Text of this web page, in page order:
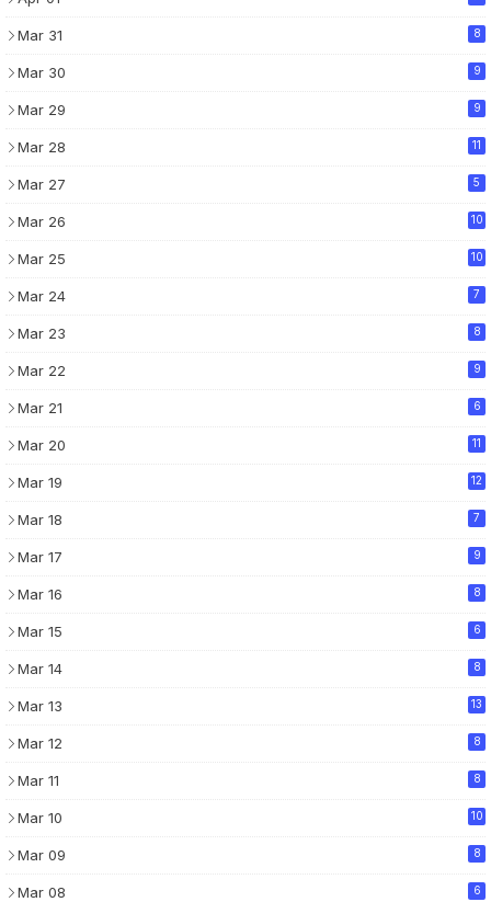
Mar 31 8
Mar 30 9
Mar 29 9
Mar 28 11
Mar 27 5
Mar 26 10
Mar 25 10
Mar 24 7
Mar 23 8
Mar 22 9
Mar 21 6
Mar 20 11
Mar 19 12
Mar 18 7
Mar 17 9
Mar 16 8
Mar 15 6
Mar 14 8
Mar 13 13
Mar 12 8
Mar 11 8
Mar 10 10
Mar 09 8
Mar 08 6